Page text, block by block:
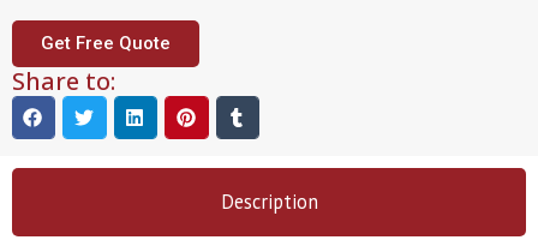
Get Free Quote
Share to:
Description